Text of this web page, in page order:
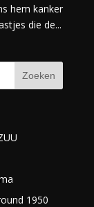
hem kanker
die de...
1950